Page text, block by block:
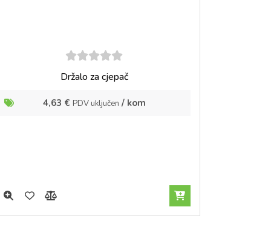
5out of
5
Držalo za cjepač
4,63 € PDV uključen / kom